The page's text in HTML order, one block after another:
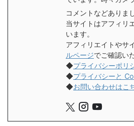
コメントなどありま
当サイトはアフィリ
います。
アフィリエイトやサ
ルページでご確認い
◆プライバシーポリ
◆プライバシーと
◆お問い合わせはこ